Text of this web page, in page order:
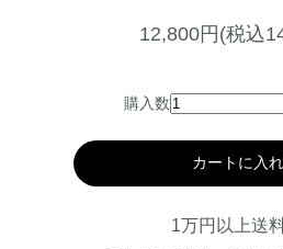
12,800円(税込
購入数
カートに入
1万円以上送